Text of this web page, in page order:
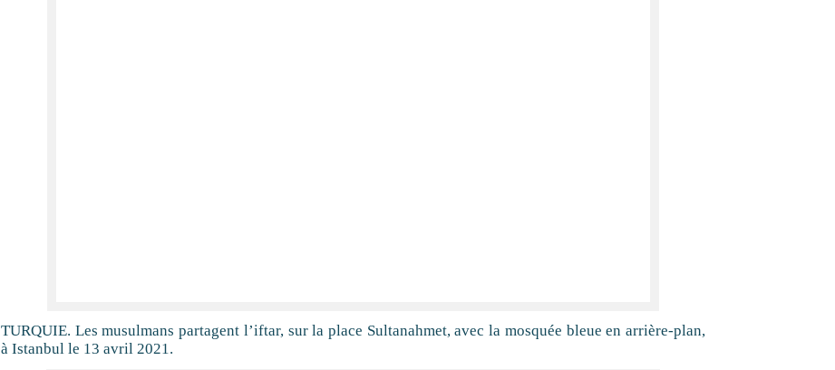
TURQUIE. Les musulmans partagent l’iftar, sur la place Sultanahmet, avec la mosquée bleue en arrière-plan,
à Istanbul le 13 avril 2021.